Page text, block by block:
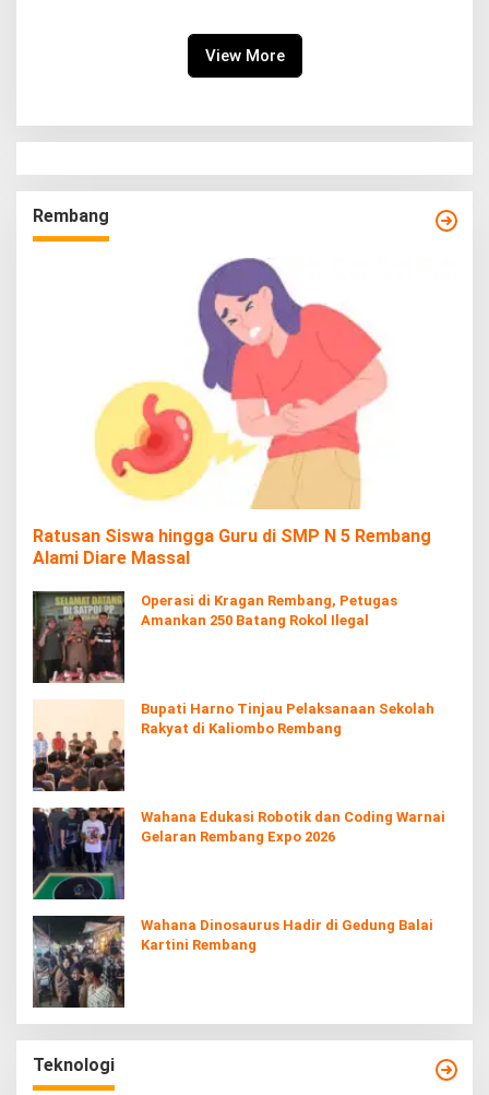
View More
Rembang
Ratusan Siswa hingga Guru di SMP N 5 Rembang
Alami Diare Massal
Operasi di Kragan Rembang, Petugas
Amankan 250 Batang Rokol Ilegal
Bupati Harno Tinjau Pelaksanaan Sekolah
Rakyat di Kaliombo Rembang
Wahana Edukasi Robotik dan Coding Warnai
Gelaran Rembang Expo 2026
Wahana Dinosaurus Hadir di Gedung Balai
Kartini Rembang
Teknologi